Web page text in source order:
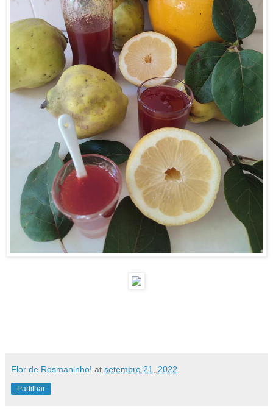
Flor de Rosmaninho! at setembro 21, 2022
Partilhar